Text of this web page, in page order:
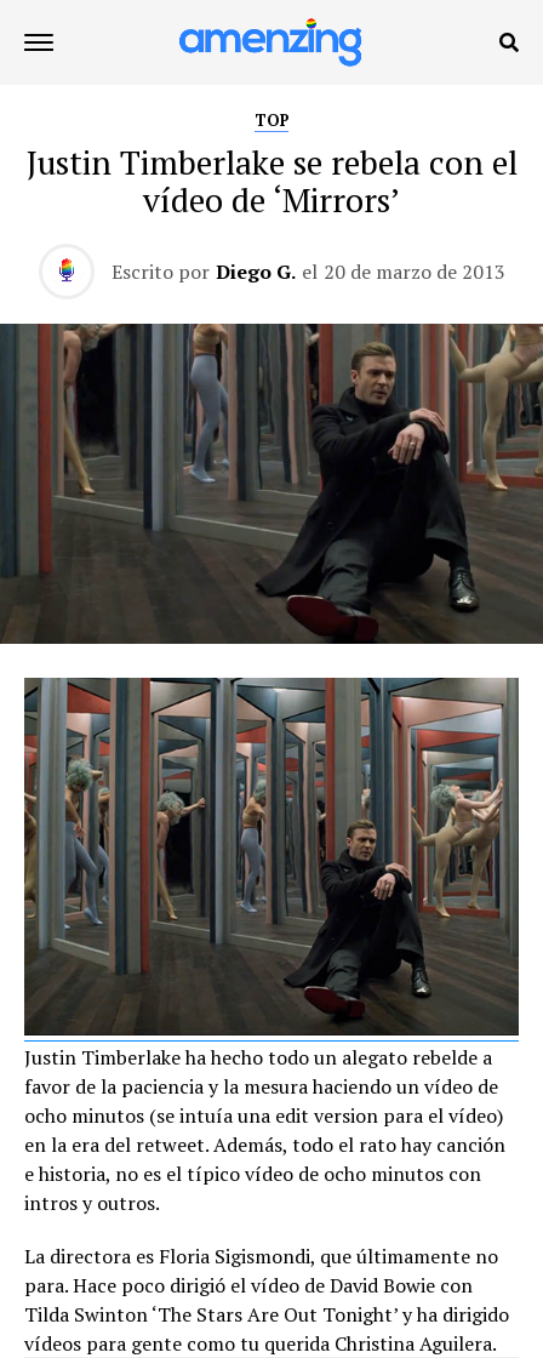
TOP
Justin Timberlake se rebela con el
vídeo de ‘Mirrors’
Escrito por Diego G. el 20 de marzo de 2013
Justin Timberlake ha hecho todo un alegato rebelde a
favor de la paciencia y la mesura haciendo un vídeo de
ocho minutos (se intuía una edit version para el vídeo)
en la era del retweet. Además, todo el rato hay canción
e historia, no es el típico vídeo de ocho minutos con
intros y outros.
La directora es Floria Sigismondi, que últimamente no
para. Hace poco dirigió el vídeo de David Bowie con
Tilda Swinton ‘The Stars Are Out Tonight’ y ha dirigido
vídeos para gente como tu querida Christina Aguilera.